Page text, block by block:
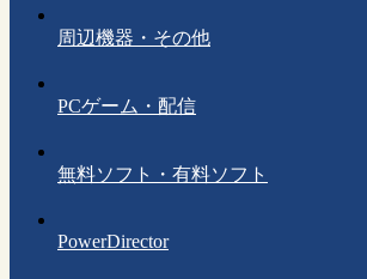
周辺機器・その他
PCゲーム・配信
無料ソフト・有料ソフト
PowerDirector